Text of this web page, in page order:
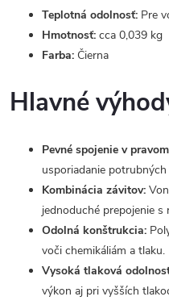
Teplotná odolnosť: Pre
Hmotnosť: cca 0,039 kg
Farba: Čierna
Hlavné
Pevné spojenie v
usporiadanie
Kombinácia závitov:
jednoduché prepojenie
Odolná konštrukcia:
voči chemikáliám a tlaku.
Vysoká tlaková
výkon aj pri vyšších